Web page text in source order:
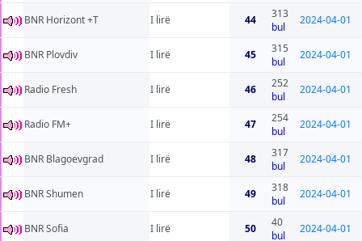
BNR Horizont +T I lirë 44
313
bul
2024-04-01
BNR Plovdiv I lirë 45
315
bul
2024-04-01
Radio Fresh I lirë 46
252
bul
2024-04-01
Radio FM+ I lirë 47
254
bul
2024-04-01
BNR Blagoevgrad I lirë 48
317
bul
2024-04-01
BNR Shumen I lirë 49
318
bul
2024-04-01
BNR Sofia I lirë 50
40
bul
2024-04-01